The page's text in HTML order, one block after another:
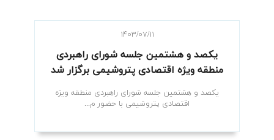
۱۴۰۳/۰۷/۱۱
یکصد و هشتمین جلسه شورای راهبردی
منطقه ویژه اقتصادی پتروشیمی برگزار شد
یکصد و هشتمین جلسه شورای راهبردی منطقه ویژه
اقتصادی پتروشیمی با حضور م...